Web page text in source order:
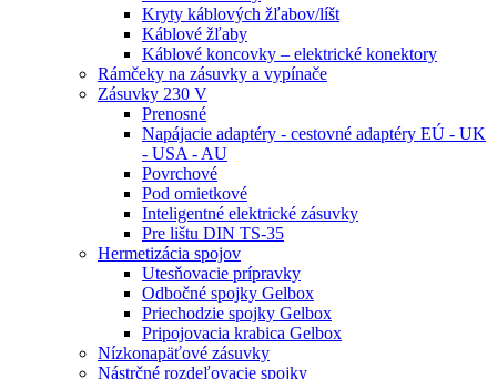
Kryty káblových žľabov/líšt
Káblové žľaby
Káblové koncovky – elektrické konektory
Rámčeky na zásuvky a vypínače
Zásuvky 230 V
Prenosné
Napájacie adaptéry - cestovné adaptéry EÚ - UK
- USA - AU
Povrchové
Pod omietkové
Inteligentné elektrické zásuvky
Pre lištu DIN TS-35
Hermetizácia spojov
Utesňovacie prípravky
Odbočné spojky Gelbox
Priechodzie spojky Gelbox
Pripojovacia krabica Gelbox
Nízkonapäťové zásuvky
Nástrčné rozdeľovacie spojky